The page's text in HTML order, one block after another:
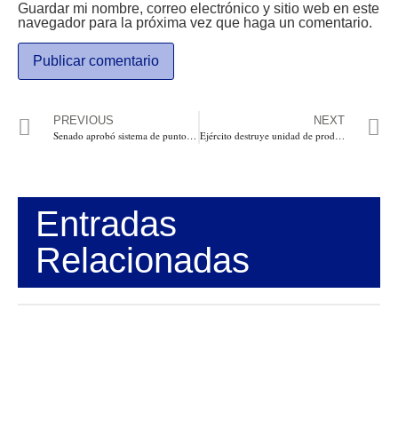
Guardar mi nombre, correo electrónico y sitio web en este
navegador para la próxima vez que haga un comentario.
PREVIOUS
Senado aprobó sistema de puntos en licencia de conducción que puede dejar sin pase a quien siga infringiendo
NEXT
Ejército destruye unidad de producción minera ilegal en zona rural de Coyaima, Tolima
Entradas
Relacionadas